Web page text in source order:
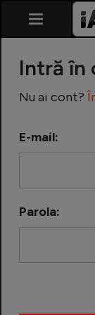
Intră în
Nu ai cont?
E-mail:
Parola: